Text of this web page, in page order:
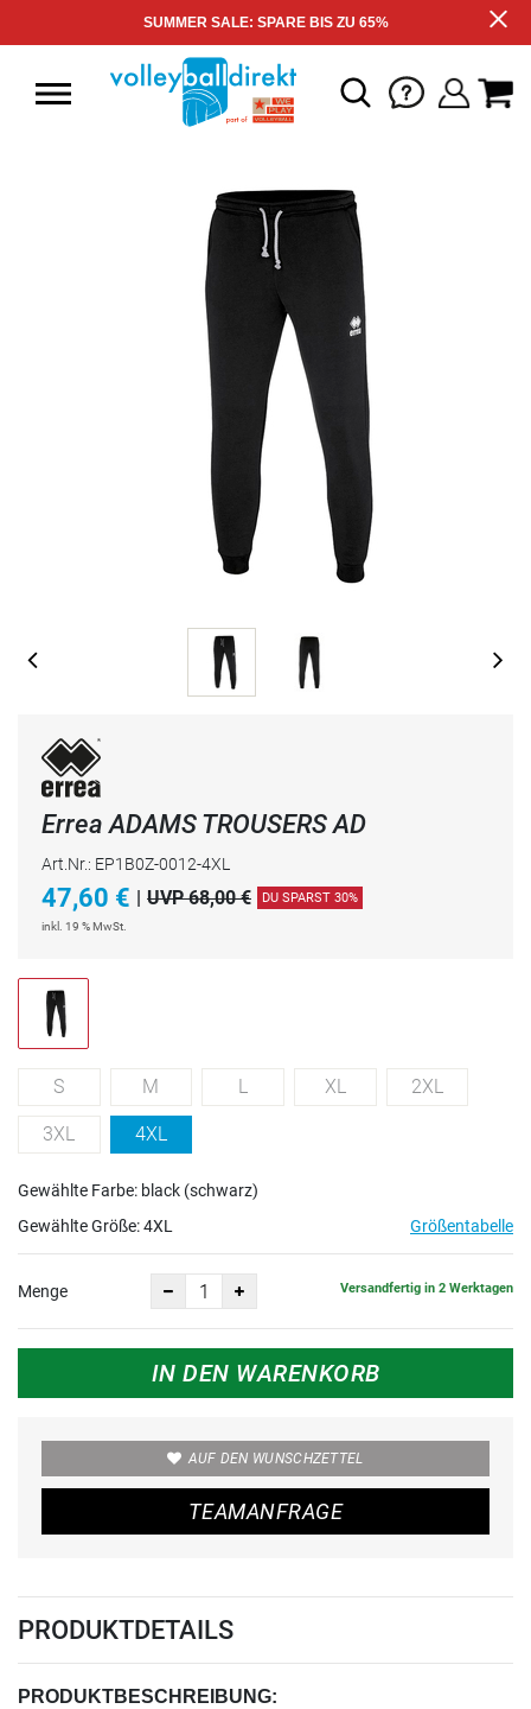
SUMMER SALE: SPARE BIS ZU 65%
Errea ADAMS TROUSERS AD
Art.Nr.: EP1B0Z-0012-4XL
47,60 € | UVP 68,00 € DU SPARST 30%
inkl. 19 % MwSt.
S M L XL 2XL
3XL 4XL
Gewählte Farbe: black (schwarz)
Gewählte Größe:4XL Größentabelle
Menge Versandfertig in 2 Werktagen
IN DEN WARENKORB
AUF DEN WUNSCHZETTEL
TEAMANFRAGE
PRODUKTDETAILS
PRODUKTBESCHREIBUNG: